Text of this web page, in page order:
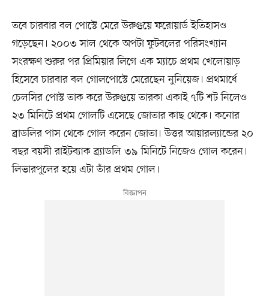
তবে চারবার বল পোস্টে মেরে উরুগুয়ে ফরোয়ার্ড ইতিহাসও
গড়েছেন। ২০০৩ সাল থেকে অপটা ফুটবলের পরিসংখ্যান
সংরক্ষণ শুরুর পর প্রিমিয়ার লিগে এক ম্যাচে প্রথম খেলোয়াড়
হিসেবে চারবার বল গোলপোস্টে মেরেছেন নুনিয়েজ। প্রথমার্ধে
চেলসির পোস্ট তাক করে উরুগুয়ে তারকা একাই ৭টি শট নিলেও
২৩ মিনিটে প্রথম গোলটি এসেছে জোতার কাছ থেকে। কনোর
ব্রাডলির পাস থেকে গোল করেন জোতা। উত্তর আয়ারল্যান্ডের ২০
বছর বয়সী রাইটব্যাক ব্র্যাডলি ৩৯ মিনিটে নিজেও গোল করেন।
লিভারপুলের হয়ে এটা তাঁর প্রথম গোল।